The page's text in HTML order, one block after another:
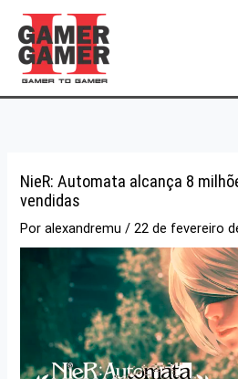
para
conteúdo
NieR: Automata alcança 8
vendidas
Poralexandremu/22 de fevereiro